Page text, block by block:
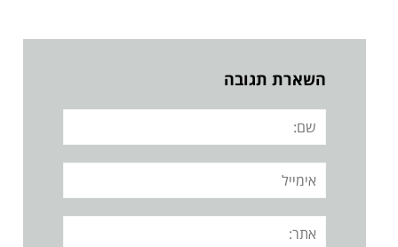
השארת תגובה
שם:
אימייל
אתר: